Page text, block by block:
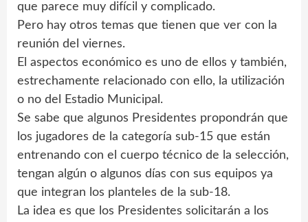
que parece muy difícil y complicado.
Pero hay otros temas que tienen que ver con la
reunión del viernes.
El aspectos económico es uno de ellos y también,
estrechamente relacionado con ello, la utilización
o no del Estadio Municipal.
Se sabe que algunos Presidentes propondrán que
los jugadores de la categoría sub-15 que están
entrenando con el cuerpo técnico de la selección,
tengan algún o algunos días con sus equipos ya
que integran los planteles de la sub-18.
La idea es que los Presidentes solicitarán a los